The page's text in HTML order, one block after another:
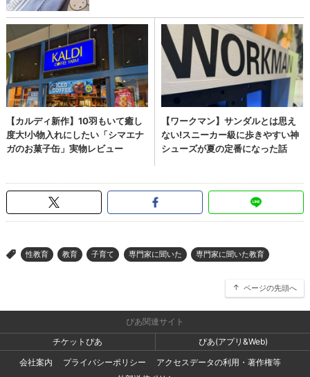
> 性教育 教育 子育て 専門家に聞いた 専門家に聞いた教育
ページの先頭へ
ぴあ関連サイト
チケットぴあ
ぴあ(アプリ&Web)
会社案内
プライバシーポリシー
アクセスデータの利用・著作権等